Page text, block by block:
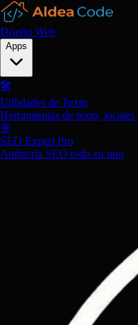
Diseño Web
Apps
🛠️
Utilidades de Texto
Herramientas de texto, locales
🎯
SEO Expert Pro
Auditoría SEO todo en uno